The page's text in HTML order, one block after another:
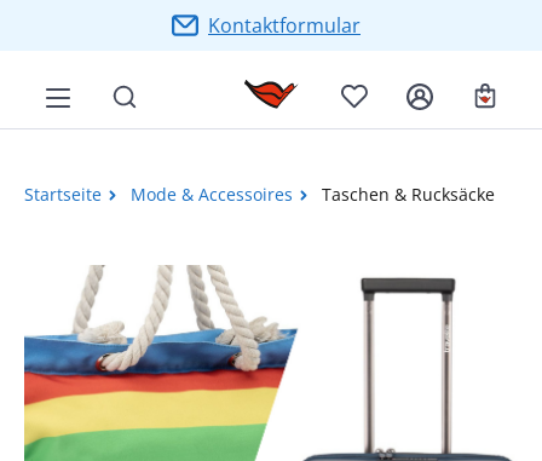
Zum Hauptinhalt springenKontaktformular
Startseite Mode & Accessoires Taschen & Rucksäcke